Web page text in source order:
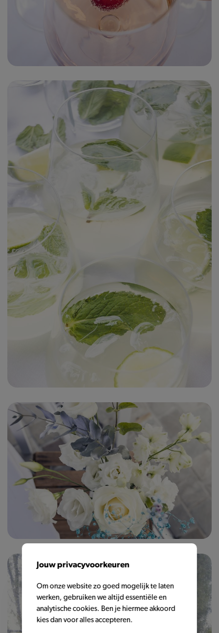
Jouw privacyvoorkeuren
Om onze website zo goed mogelijk te laten
werken, gebruiken we altijd essentiële en
analytische cookies. Ben je hiermee akkoord
kies dan voor alles accepteren.